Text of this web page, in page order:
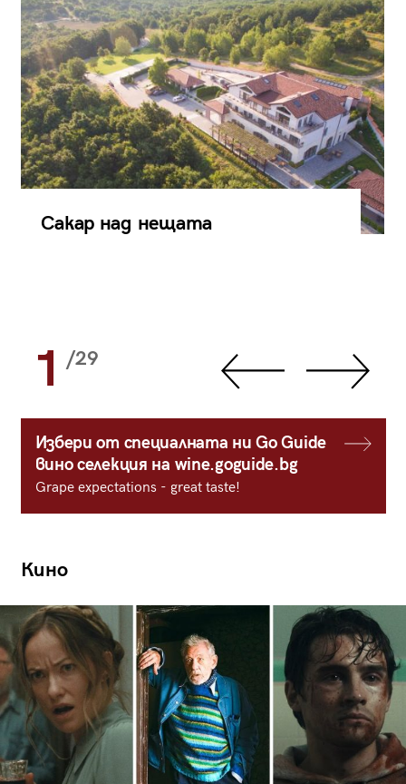
Сакар над нещата
1 /29
Избери от специалната ни Go Guide
вино селекция на wine.goguide.bg
Grape expectations - great taste!
Кино